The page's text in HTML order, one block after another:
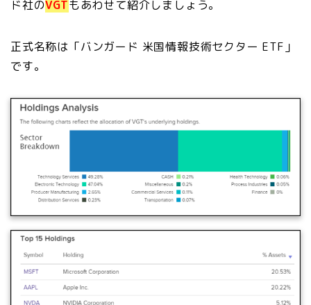
ド社のVGTもあわせて紹介しましょう。
正式名称は「バンガード 米国情報技術セクター ETF」
です。